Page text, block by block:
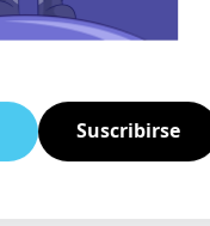
Suscribirse